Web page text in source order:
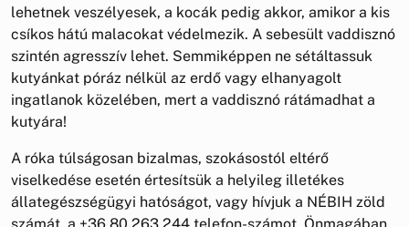
lehetnek veszélyesek, a kocák pedig akkor, amikor a kis
csíkos hátú malacokat védelmezik. A sebesült vaddisznó
szintén agresszív lehet. Semmiképpen ne sétáltassuk
kutyánkat póráz nélkül az erdő vagy elhanyagolt
ingatlanok közelében, mert a vaddisznó rátámadhat a
kutyára!
A róka túlságosan bizalmas, szokásostól eltérő
viselkedése esetén értesítsük a helyileg illetékes
állategészségügyi hatóságot, vagy hívjuk a NÉBIH zöld